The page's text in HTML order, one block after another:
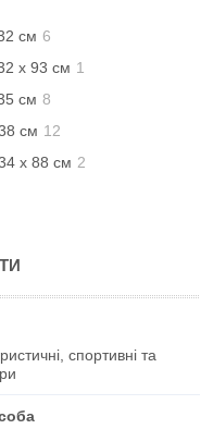
см 6
х 93 см 1
см 8
см 12
x 88 см 2
спортивні та